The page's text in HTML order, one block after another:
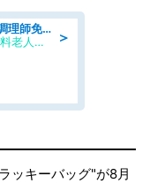
＞
「残業ほぼなし」調理スタッフ/調理師免許必須/正職員/日勤のみ/介護付き有料老人ホーム/社会保障完備
群馬郵便逓送 株式会社/介護付有料老人ホーム ふる里
ッキーバッグ"が8月